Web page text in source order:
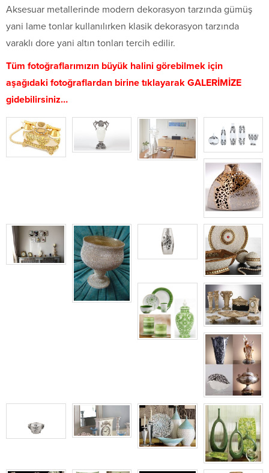
Aksesuar metallerinde modern dekorasyon tarzında gümüş
yani lame tonlar kullanılırken klasik dekorasyon tarzında
varaklı dore yani altın tonları tercih edilir.
Tüm fotoğraflarımızın büyük halini görebilmek için
aşağıdaki fotoğraflardan birine tıklayarak GALERİMİZE
gidebilirsiniz…